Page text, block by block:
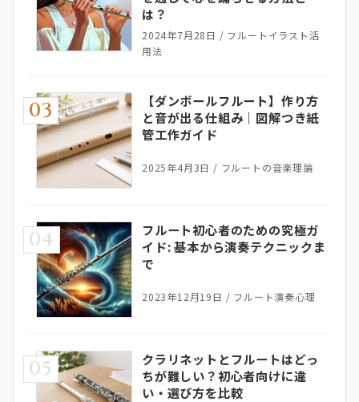
は？
2024年7月28日 / フルートイラスト活
用法
03
【ダンボールフルート】作り方
と音が出る仕組み｜図解つき紙
管工作ガイド
2025年4月3日 / フルートの音楽理論
04
フルート初心者のための究極ガ
イド: 基本から演奏テクニックま
で
2023年12月19日 / フルート演奏心理
05
クラリネットとフルートはどっ
ちが難しい？初心者向けに違
い・選び方を比較